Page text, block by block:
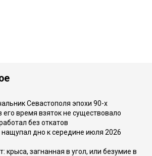
Севастополя эпохи 90-х
его время взяток не существовало
без откатов
дно к середине июля 2026
крыса, загнанная в угол, или безумие в